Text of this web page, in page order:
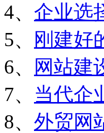
4、 企业选
5、
刚建好
6、
网站建
7、 当代企
8、 外贸网